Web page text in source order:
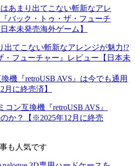
出てこない斬新なアレンジが魅力!?
・フューチャー』レビュー【日本未
機『retroUSB AVS』は今でも通用
に終売済】